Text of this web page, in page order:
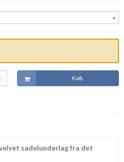
Køb
sadelunderlag fra det